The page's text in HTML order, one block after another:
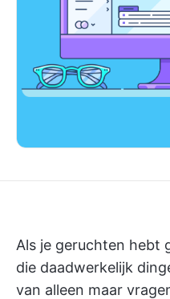
Als je geruchten hebt
die daadwerkelijk
van alleen maar